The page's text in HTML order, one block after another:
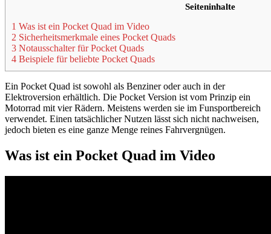
Seiteninhalte
1 Was ist ein Pocket Quad im Video
2 Sicherheitsmerkmale eines Pocket Quads
3 Notausschalter für Pocket Quads
4 Beispiele für beliebte Pocket Quads
Ein Pocket Quad ist sowohl als Benziner oder auch in der
Elektroversion erhältlich. Die Pocket Version ist vom Prinzip ein
Motorrad mit vier Rädern. Meistens werden sie im Funsportbereich
verwendet. Einen tatsächlicher Nutzen lässt sich nicht nachweisen,
jedoch bieten es eine ganze Menge reines Fahrvergnügen.
Was ist ein Pocket Quad im Video